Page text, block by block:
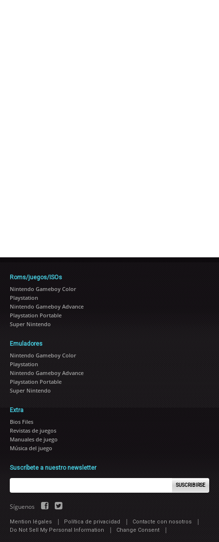
Roms/juegos/ISOs
Nintendo Gameboy Color
Playstation
Nintendo Gameboy Advance
Playstation Portable
Super Nintendo
Emuladores
Nintendo Gameboy Color
Playstation
Nintendo Gameboy Advance
Playstation Portable
Super Nintendo
Extra
Bios Files
Revistas de juegos
Manuales de juego
Música del juego
Suscríbete a nuestro newsletter
SUSCRIBIRSE
Síguenos
Mention légales | Política de privacidad | Contacte con nosotros |
Do Not Sell My Personal Information | Change Consent |